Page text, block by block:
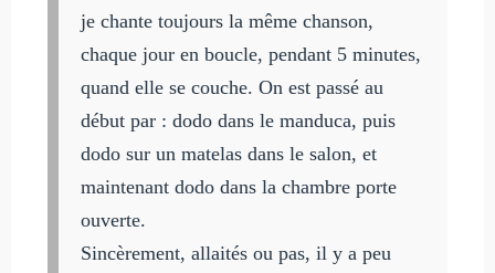
je chante toujours la même chanson,
chaque jour en boucle, pendant 5 minutes,
quand elle se couche. On est passé au
début par : dodo dans le manduca, puis
dodo sur un matelas dans le salon, et
maintenant dodo dans la chambre porte
ouverte.
Sincèrement, allaités ou pas, il y a peu